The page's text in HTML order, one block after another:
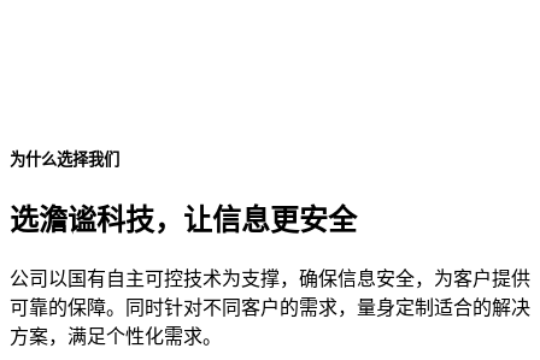
为什么选择我们
选澹谧科技，让信息更安全
公司以国有自主可控技术为支撑，确保信息安全，为客户提供
可靠的保障。同时针对不同客户的需求，量身定制适合的解决
方案，满足个性化需求。